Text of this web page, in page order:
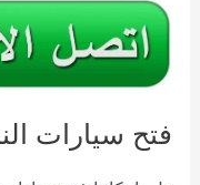
فتح سيارات